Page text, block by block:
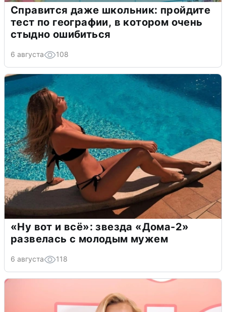
Справится даже школьник: пройдите
тест по географии, в котором очень
стыдно ошибиться
6 августа 108
«Ну вот и всё»: звезда «Дома-2»
развелась с молодым мужем
6 августа 118